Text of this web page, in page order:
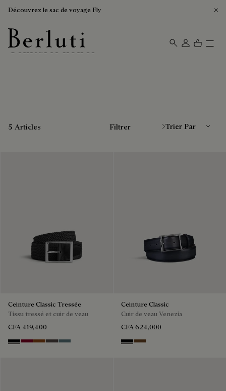
Découvrez le sac de voyage Fly
Page d'Accueil Berluti
Ceintures noires
5 Articles Filtrer
Ceinture Classic Tressée
Tissu tressé et cuir de veau
CFA 419,400
BlackSaint Emilion Tri
Dark Toffee
GreyStone Denim
Ceinture Classic
Cuir de veau Venezia
CFA 624,000
NeroTobacco Bis